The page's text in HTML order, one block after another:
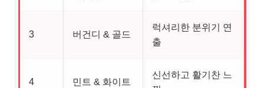
3 버건디 & 골드
럭셔리한 분위기 연
출
4 민트 & 화이트
신선하고 활기찬 느